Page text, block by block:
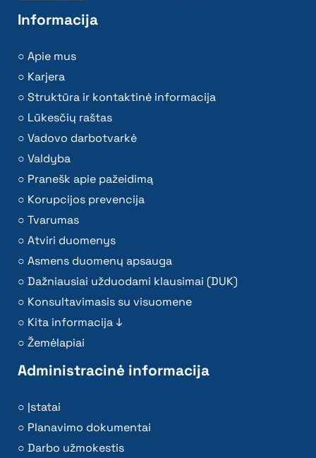
Informacija
Apie mus
Karjera
Struktūra ir kontaktinė informacija
Lūkesčių raštas
Vadovo darbotvarkė
Valdyba
Pranešk apie pažeidimą
Korupcijos prevencija
Tvarumas
Atviri duomenys
Asmens duomenų apsauga
Dažniausiai užduodami klausimai (DUK)
Konsultavimasis su visuomene
Kita informacija ↓
Žemėlapiai
Administracinė informacija
Įstatai
Planavimo dokumentai
Darbo užmokestis